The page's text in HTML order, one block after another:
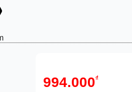
994.000₫